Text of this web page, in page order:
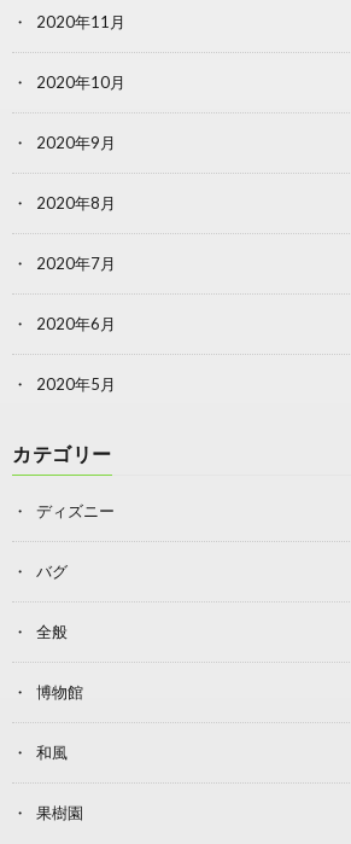
2020年11月
2020年10月
2020年9月
2020年8月
2020年7月
2020年6月
2020年5月
カテゴリー
ディズニー
バグ
全般
博物館
和風
果樹園